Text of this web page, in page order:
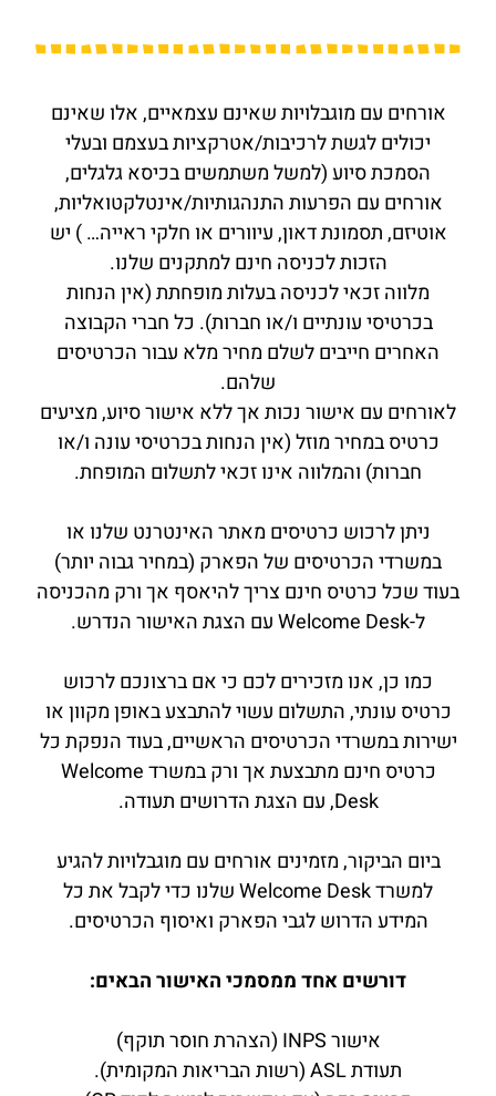
אורחים עם מוגבלויות שאינם עצמאיים, אלו שאינם
יכולים לגשת לרכיבות/אטרקציות בעצמם ובעלי
הסמכת סיוע (למשל משתמשים בכיסא גלגלים,
אורחים עם הפרעות התנהגותיות/אינטלקטואליות,
אוטיזם, תסמונת דאון, עיוורים או חלקי ראייה… ) יש
הזכות לכניסה חינם למתקנים שלנו.
מלווה זכאי לכניסה בעלות מופחתת (אין הנחות
בכרטיסי עונתיים ו/או חברות). כל חברי הקבוצה
האחרים חייבים לשלם מחיר מלא עבור הכרטיסים
שלהם.
לאורחים עם אישור נכות אך ללא אישור סיוע, מציעים
כרטיס במחיר מוזל (אין הנחות בכרטיסי עונה ו/או
חברות) והמלווה אינו זכאי לתשלום המופחת.
ניתן לרכוש כרטיסים מאתר האינטרנט שלנו או
במשרדי הכרטיסים של הפארק (במחיר גבוה יותר)
בעוד שכל כרטיס חינם צריך להיאסף אך ורק מהכניסה
ל-Welcome Desk עם הצגת האישור הנדרש.
כמו כן, אנו מזכירים לכם כי אם ברצונכם לרכוש
כרטיס עונתי, התשלום עשוי להתבצע באופן מקוון או
ישירות במשרדי הכרטיסים הראשיים, בעוד הנפקת כל
כרטיס חינם מתבצעת אך ורק במשרד Welcome
Desk, עם הצגת הדרושים תעודה.
ביום הביקור, מזמינים אורחים עם מוגבלויות להגיע
למשרד Welcome Desk שלנו כדי לקבל את כל
המידע הדרוש לגבי הפארק ואיסוף הכרטיסים.
דורשים אחד ממסמכי האישור הבאים:
אישור INPS (הצהרת חוסר תוקף)
תעודת ASL (רשות הבריאות המקומית).